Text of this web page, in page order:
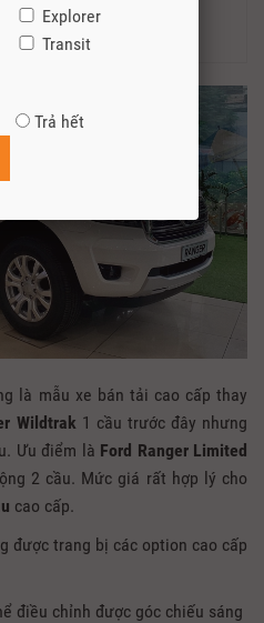
799.000.000 VNĐ
là mẫu xe bán tải cao cấp thay
Wildtrak 1 cầu trước đây nhưng
Ưu điểm là Ford Ranger Limited
2 cầu. Mức giá rất hợp lý cho
cao cấp.
được trang bị các option cao cấp
điều chỉnh được góc chiếu sáng
Explorer
Transit
Trả hết